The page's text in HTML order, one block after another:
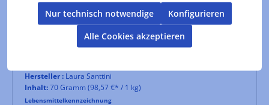
Umami Paste Taste #5
Entdecken Sie die vielseitige Umami Paste! Verleihen
Sie Ihren Gerichten mit dieser aromatischen Paste
eine tiefgründige und herzhaft-würzige Note. Perfekt
Hersteller : Laura Santtini
Inhalt:70 Gramm(98,57 €* / 1 kg)
Lebensmittelkennzeichnung
Nur technisch notwendige
Konfigurieren
Alle Cookies akzeptieren